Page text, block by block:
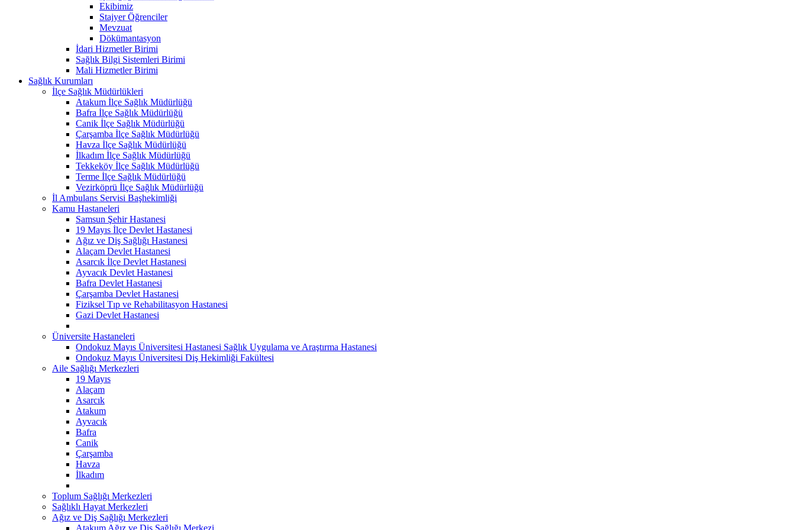
Ekibimiz
Stajyer Öğrenciler
Mevzuat
Dökümantasyon
İdari Hizmetler Birimi
Sağlık Bilgi Sistemleri Birimi
Mali Hizmetler Birimi
Sağlık Kurumları
İlçe Sağlık Müdürlükleri
Atakum İlçe Sağlık Müdürlüğü
Bafra İlçe Sağlık Müdürlüğü
Canik İlçe Sağlık Müdürlüğü
Çarşamba İlçe Sağlık Müdürlüğü
Havza İlçe Sağlık Müdürlüğü
İlkadım İlçe Sağlık Müdürlüğü
Tekkeköy İlçe Sağlık Müdürlüğü
Terme İlçe Sağlık Müdürlüğü
Vezirköprü İlçe Sağlık Müdürlüğü
İl Ambulans Servisi Başhekimliği
Kamu Hastaneleri
Samsun Şehir Hastanesi
19 Mayıs İlçe Devlet Hastanesi
Ağız ve Diş Sağlığı Hastanesi
Alaçam Devlet Hastanesi
Asarcık İlçe Devlet Hastanesi
Ayvacık Devlet Hastanesi
Bafra Devlet Hastanesi
Çarşamba Devlet Hastanesi
Fiziksel Tıp ve Rehabilitasyon Hastanesi
Gazi Devlet Hastanesi
Üniversite Hastaneleri
Ondokuz Mayıs Üniversitesi Hastanesi Sağlık Uygulama ve Araştırma Hastanesi
Ondokuz Mayıs Üniversitesi Diş Hekimliği Fakültesi
Aile Sağlığı Merkezleri
19 Mayıs
Alaçam
Asarcık
Atakum
Ayvacık
Bafra
Canik
Çarşamba
Havza
İlkadım
Toplum Sağlığı Merkezleri
Sağlıklı Hayat Merkezleri
Ağız ve Diş Sağlığı Merkezleri
Atakum Ağız ve Diş Sağlığı Merkezi